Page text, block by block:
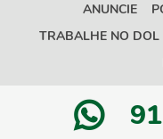
ANUNCIE
TRABALHE NO DOL